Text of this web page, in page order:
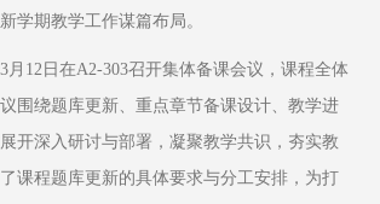
学期教学工作谋篇布局。
月12日在A2-303召开集体备课会议，课程全体
围绕题库更新、重点章节备课设计、教学进
开深入研讨与部署，凝聚教学共识，夯实教
课程题库更新的具体要求与分工安排，为打